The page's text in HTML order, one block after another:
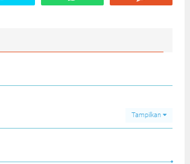
Tampilkan